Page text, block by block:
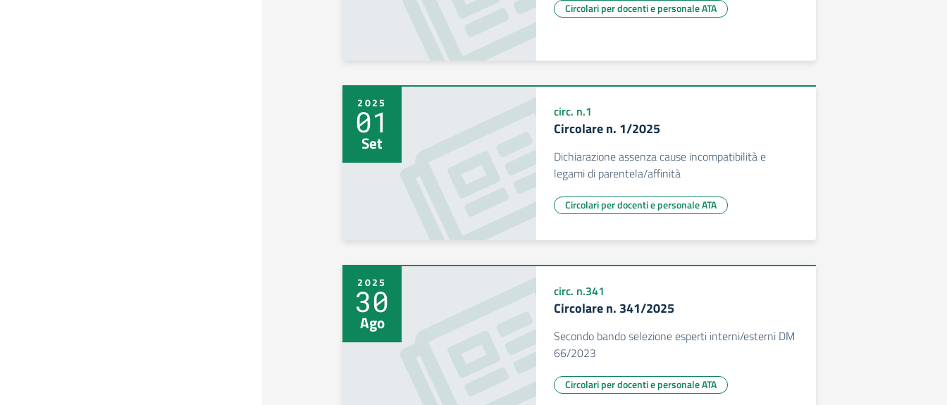
Circolari per docenti e personale ATA
2025
01
Set
circ. n.1
Circolare n. 1/2025
Dichiarazione assenza cause incompatibilità e
legami di parentela/affinità
Circolari per docenti e personale ATA
2025
30
Ago
circ. n.341
Circolare n. 341/2025
Secondo bando selezione esperti interni/esterni DM
66/2023
Circolari per docenti e personale ATA